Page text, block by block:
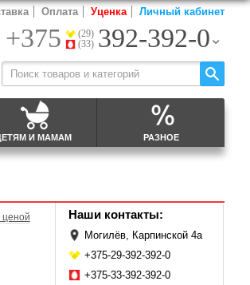
И МАМАМ РАЗНОЕ
Оплата Уценка Личный кабинет
+375
(29)
(33) 392-392-0
ценой Наши контакты:
Могилёв, Карпинской 4а
+375-29-392-392-0
+375-33-392-392-0